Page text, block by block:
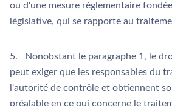
ou d'une mesure réglementaire
législative, qui se rapporte au
5. Nonobstant le paragraphe 1, le
peut exiger que les responsables du
l'autorité de contrôle et obtiennent
préalable en ce qui concerne le